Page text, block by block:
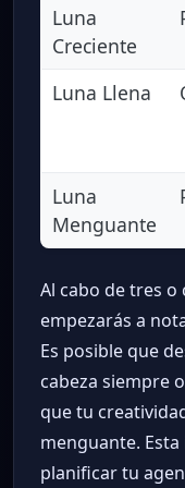
Luna
Creciente
Luna Llena
Luna
Menguante
Al cabo de tres
empezarás a
Es posible que
cabeza siempre
que tu
menguante.
planificar tu